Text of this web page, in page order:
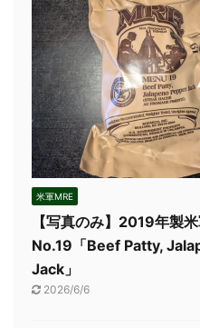
米軍MRE
【写真のみ】2019年製
No.19「Beef Patty,
Jack」
2026/6/6